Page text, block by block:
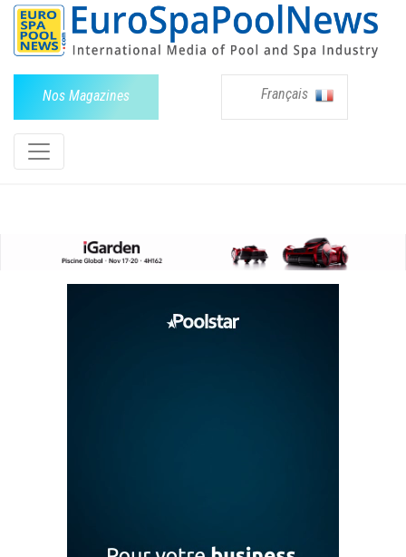
Nos Magazines Français